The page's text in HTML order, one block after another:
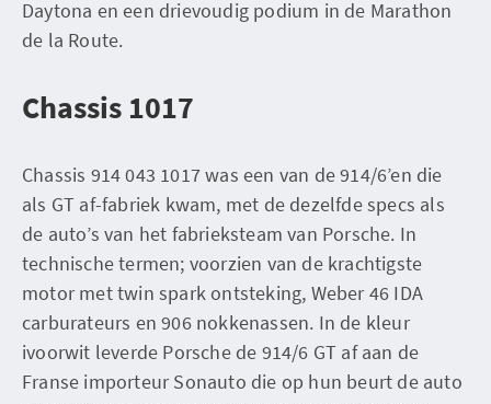
Daytona en een drievoudig podium in de Marathon
de la Route.
Chassis 1017
Chassis 914 043 1017 was een van de 914/6’en die
als GT af-fabriek kwam, met de dezelfde specs als
de auto’s van het fabrieksteam van Porsche. In
technische termen; voorzien van de krachtigste
motor met twin spark ontsteking, Weber 46 IDA
carburateurs en 906 nokkenassen. In de kleur
ivoorwit leverde Porsche de 914/6 GT af aan de
Franse importeur Sonauto die op hun beurt de auto